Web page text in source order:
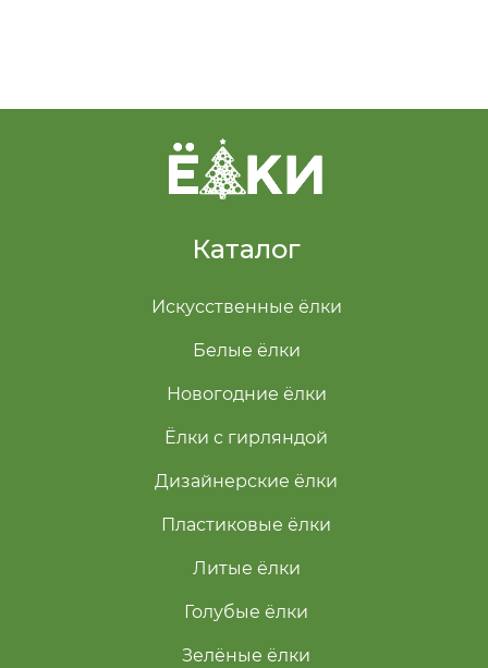
Каталог
Искусственные ёлки
Белые ёлки
Голубые ёлки
Зелёные ёлки
Новогодние ёлки
Ёлки с гирляндой
Дизайнерские ёлки
Пластиковые ёлки
Литые ёлки